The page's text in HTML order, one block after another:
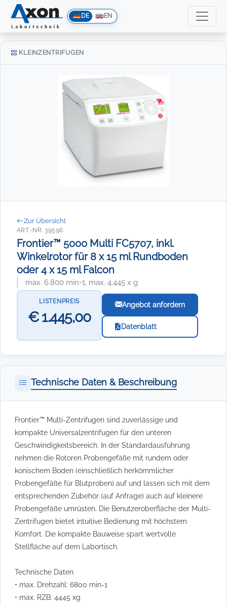
DE EN
KLEINZENTRIFUGEN
Zur Übersicht
ART.-NR. 39596
Frontier™ 5000 Multi FC5707, inkl.
Winkelrotor für 8 x 15 ml Rundboden
oder 4 x 15 ml Falcon
max. 6.800 min-1, max. 4.445 x g
LISTENPREIS
€ 1.445,00
Angebot anfordern
Datenblatt
Technische Daten & Beschreibung
Frontier™ Multi-Zentrifugen sind zuverlässige und
kompakte Universalzentrifugen für den unteren
Geschwindigkeitsbereich. In der Standardausführung
nehmen die Rotoren Probengefäße mit rundem oder
konischem Boden (einschließlich herkömmlicher
Probengefäße für Blutproben) auf und lassen sich mit dem
entsprechenden Zubehör (auf Anfrage) auch auf kleinere
Probengefäße umrüsten. Die Benutzeroberfläche der Multi-
Zentrifugen bietet intuitive Bedienung mit höchstem
Komfort. Die kompakte Bauweise spart wertvolle
Stellfläche auf dem Labortisch.
Technische Daten
• max. Drehzahl: 6800 min-1
• max. RZB: 4445 xg